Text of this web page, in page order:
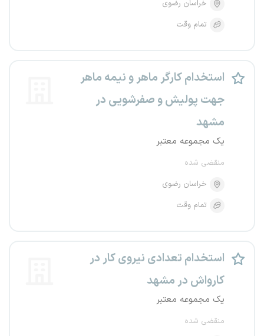
خراسان رضوی
تمام وقت
استخدام کارگر ماهر و نیمه ماهر
جهت پولیش و صفرشویی در
مشهد
یک مجموعه معتبر
منقضی شده
خراسان رضوی
تمام وقت
استخدام تعدادی نیروی کار در
کارواش در مشهد
یک مجموعه معتبر
منقضی شده